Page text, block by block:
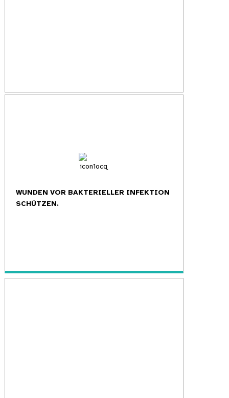
WUNDEN VOR BAKTERIELLER INFEKTION
SCHÜTZEN.